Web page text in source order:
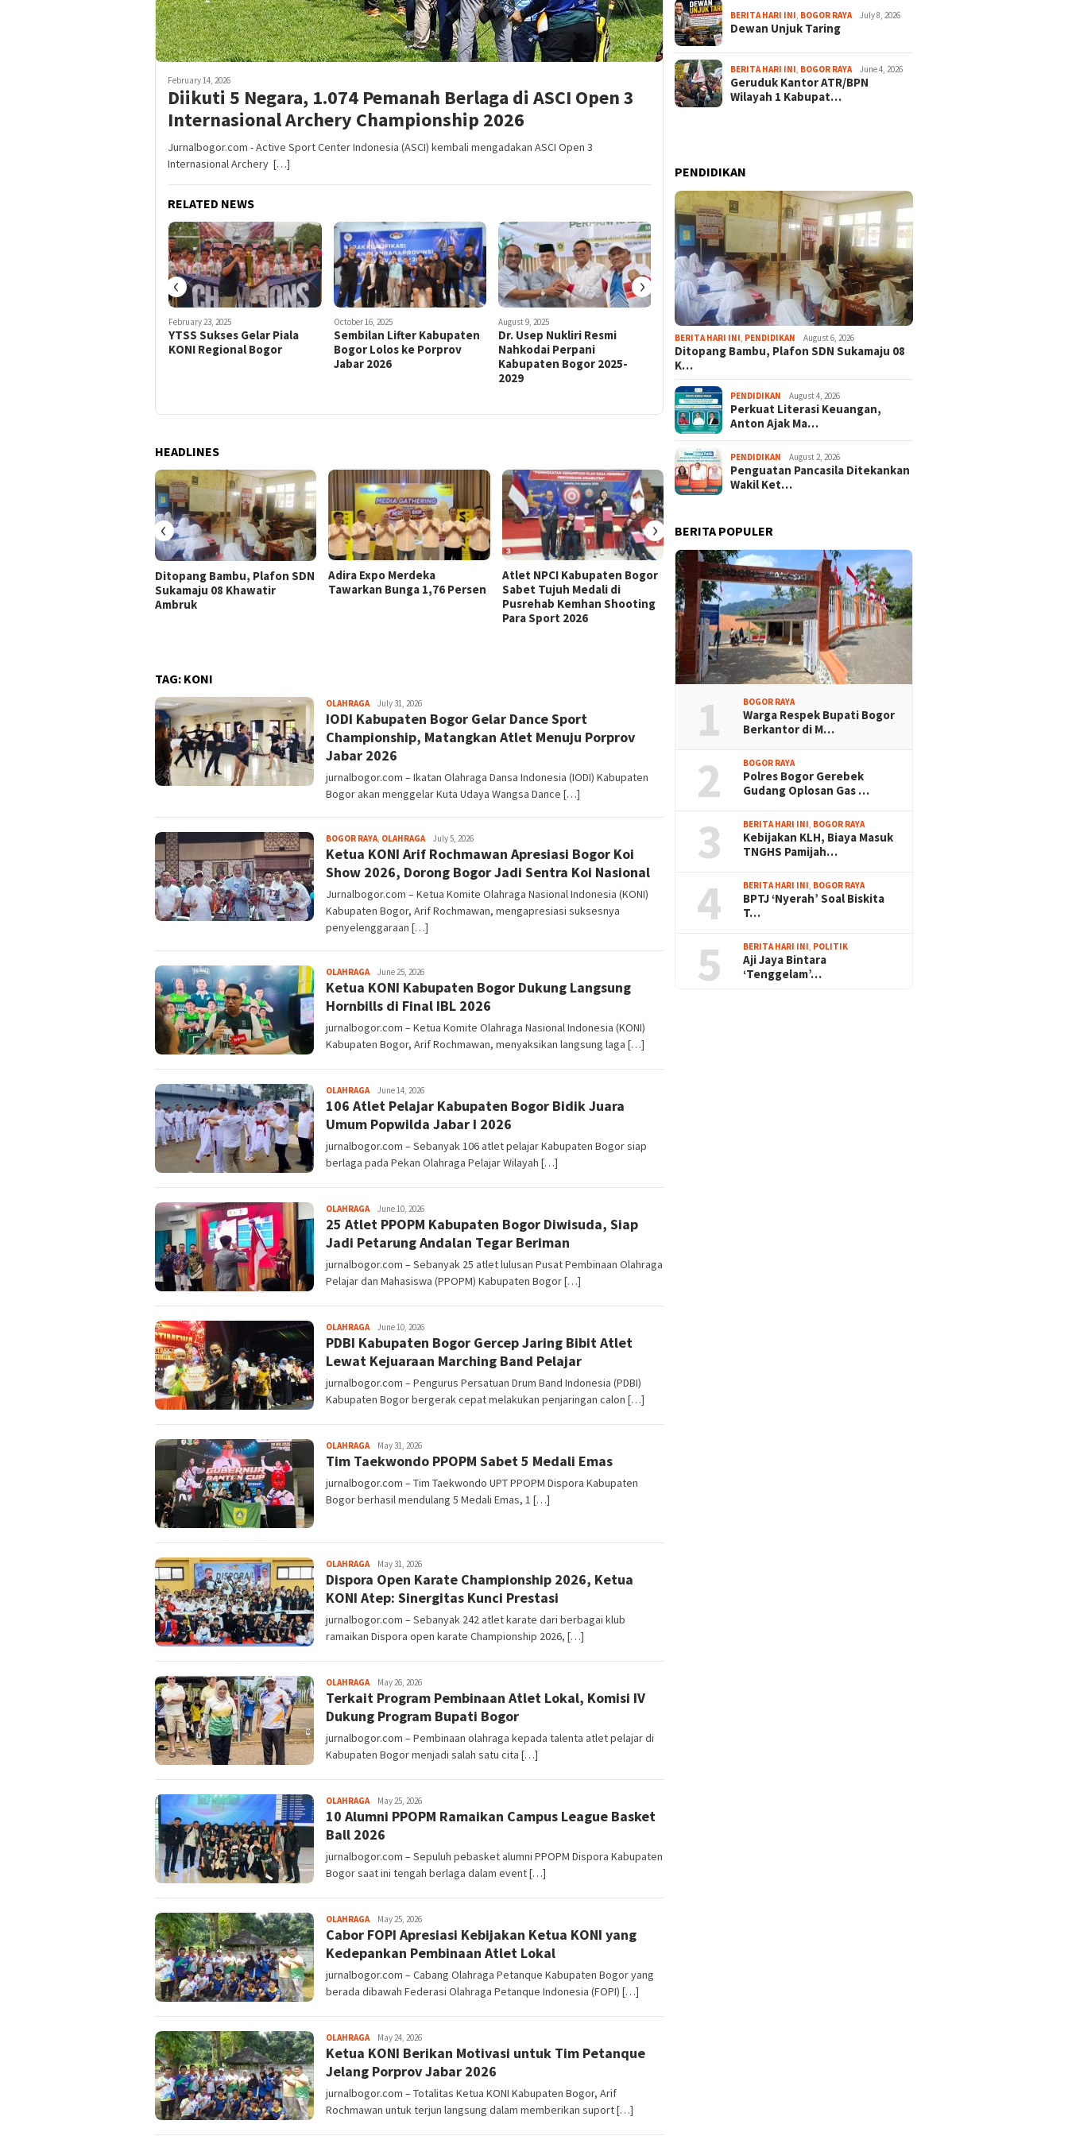
February 14, 2026
Diikuti 5 Negara, 1.074 Pemanah Berlaga di ASCI Open 3
Internasional Archery Championship 2026
Jurnalbogor.com - Active Sport Center Indonesia (ASCI) kembali mengadakan ASCI Open 3
Internasional Archery […]
RELATED NEWS
February 23, 2025
YTSS Sukses Gelar Piala
KONI Regional Bogor
October 16, 2025
Sembilan Lifter Kabupaten
Bogor Lolos ke Porprov
Jabar 2026
August 9, 2025
Dr. Usep Nukliri Resmi
Nahkodai Perpani
Kabupaten Bogor 2025-
2029
May 17, 2026
Gelora Pakansari jadi
Markas Timnas Indonesia di
Ajang AFF Hyundai Cup 2026
February 16, 2025
Dechan Resmi Mundur
dari KONI
‹ ›
HEADLINES
Ditopang Bambu, Plafon SDN
Sukamaju 08 Khawatir
Ambruk
Adira Expo Merdeka
Tawarkan Bunga 1,76 Persen
Atlet NPCI Kabupaten Bogor
Sabet Tujuh Medali di
Pusrehab Kemhan Shooting
Para Sport 2026
Ajang Promosi Wisata,
Ratusan Peserta Ikuti Tour
Malasari Halimun Salak 2026
Kajari Denny Achmad Dukung
Pembangunan Wisma dan
Sarana Latihan Atlet NPCI
‹ ›
TAG: KONI
OLAHRAGAAga
Alamanda
July 31, 2026
IODI Kabupaten Bogor Gelar Dance Sport
Championship, Matangkan Atlet Menuju Porprov
Jabar 2026
jurnalbogor.com – Ikatan Olahraga Dansa Indonesia (IODI) Kabupaten
Bogor akan menggelar Kuta Udaya Wangsa Dance […]
BOGOR RAYA, OLAHRAGAAga
Alamanda
July 5, 2026
Ketua KONI Arif Rochmawan Apresiasi Bogor Koi
Show 2026, Dorong Bogor Jadi Sentra Koi Nasional
Jurnalbogor.com – Ketua Komite Olahraga Nasional Indonesia (KONI)
Kabupaten Bogor, Arif Rochmawan, mengapresiasi suksesnya
penyelenggaraan […]
OLAHRAGAAga
Alamanda
June 25, 2026
Ketua KONI Kabupaten Bogor Dukung Langsung
Hornbills di Final IBL 2026
jurnalbogor.com – Ketua Komite Olahraga Nasional Indonesia (KONI)
Kabupaten Bogor, Arif Rochmawan, menyaksikan langsung laga […]
OLAHRAGAAga
Alamanda
June 14, 2026
106 Atlet Pelajar Kabupaten Bogor Bidik Juara
Umum Popwilda Jabar I 2026
jurnalbogor.com – Sebanyak 106 atlet pelajar Kabupaten Bogor siap
berlaga pada Pekan Olahraga Pelajar Wilayah […]
OLAHRAGAAga
Alamanda
June 10, 2026
25 Atlet PPOPM Kabupaten Bogor Diwisuda, Siap
Jadi Petarung Andalan Tegar Beriman
jurnalbogor.com – Sebanyak 25 atlet lulusan Pusat Pembinaan Olahraga
Pelajar dan Mahasiswa (PPOPM) Kabupaten Bogor […]
OLAHRAGAAga
Alamanda
June 10, 2026
PDBI Kabupaten Bogor Gercep Jaring Bibit Atlet
Lewat Kejuaraan Marching Band Pelajar
jurnalbogor.com – Pengurus Persatuan Drum Band Indonesia (PDBI)
Kabupaten Bogor bergerak cepat melakukan penjaringan calon […]
OLAHRAGAAga
Alamanda
May 31, 2026
Tim Taekwondo PPOPM Sabet 5 Medali Emas
jurnalbogor.com – Tim Taekwondo UPT PPOPM Dispora Kabupaten
Bogor berhasil mendulang 5 Medali Emas, 1 […]
OLAHRAGAAga
Alamanda
May 31, 2026
Dispora Open Karate Championship 2026, Ketua
KONI Atep: Sinergitas Kunci Prestasi
jurnalbogor.com – Sebanyak 242 atlet karate dari berbagai klub
ramaikan Dispora open karate Championship 2026, […]
OLAHRAGAAga
Alamanda
May 26, 2026
Terkait Program Pembinaan Atlet Lokal, Komisi IV
Dukung Program Bupati Bogor
jurnalbogor.com – Pembinaan olahraga kepada talenta atlet pelajar di
Kabupaten Bogor menjadi salah satu cita […]
OLAHRAGAAga
Alamanda
May 25, 2026
10 Alumni PPOPM Ramaikan Campus League Basket
Ball 2026
jurnalbogor.com – Sepuluh pebasket alumni PPOPM Dispora Kabupaten
Bogor saat ini tengah berlaga dalam event […]
OLAHRAGAAga
Alamanda
May 25, 2026
Cabor FOPI Apresiasi Kebijakan Ketua KONI yang
Kedepankan Pembinaan Atlet Lokal
jurnalbogor.com – Cabang Olahraga Petanque Kabupaten Bogor yang
berada dibawah Federasi Olahraga Petanque Indonesia (FOPI) […]
OLAHRAGAAga
Alamanda
May 24, 2026
Ketua KONI Berikan Motivasi untuk Tim Petanque
Jelang Porprov Jabar 2026
jurnalbogor.com – Totalitas Ketua KONI Kabupaten Bogor, Arif
Rochmawan untuk terjun langsung dalam memberikan suport […]
BERITA HARI INI BOGOR RAYA July 8, 2026
Dewan Unjuk Taring
BERITA HARI INI BOGOR RAYA June 4, 2026
Geruduk Kantor ATR/BPN
Wilayah 1 Kabupat…
PENDIDIKAN
BERITA HARI INI PENDIDIKAN August 6, 2026
Ditopang Bambu, Plafon SDN Sukamaju 08
K…
PENDIDIKAN August 4, 2026
Perkuat Literasi Keuangan,
Anton Ajak Ma…
PENDIDIKAN August 2, 2026
Penguatan Pancasila Ditekankan
Wakil Ket…
BERITA POPULER
1 BOGOR RAYA
Warga Respek Bupati Bogor
Berkantor di M…
2 BOGOR RAYA
Polres Bogor Gerebek
Gudang Oplosan Gas …
3 BERITA HARI INI, BOGOR RAYA
Kebijakan KLH, Biaya Masuk
TNGHS Pamijah…
4 BERITA HARI INI, BOGOR RAYA
BPTJ ‘Nyerah’ Soal Biskita
T…
5 BERITA HARI INI, POLITIK
Aji Jaya Bintara
‘Tenggelam’…